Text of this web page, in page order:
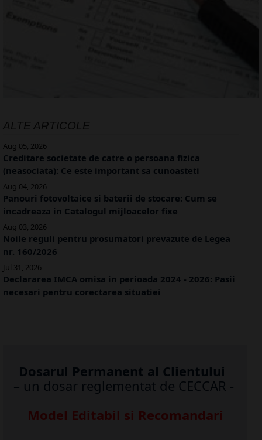
ALTE ARTICOLE
Aug 05, 2026
Creditare societate de catre o persoana fizica
(neasociata): Ce este important sa cunoasteti
Aug 04, 2026
Panouri fotovoltaice si baterii de stocare: Cum se
incadreaza in Catalogul mijloacelor fixe
Aug 03, 2026
Noile reguli pentru prosumatori prevazute de Legea
nr. 160/2026
Jul 31, 2026
Declararea IMCA omisa in perioada 2024 - 2026: Pasii
necesari pentru corectarea situatiei
Dosarul Permanent al Clientului
– un dosar reglementat de CECCAR -
Model Editabil si Recomandari